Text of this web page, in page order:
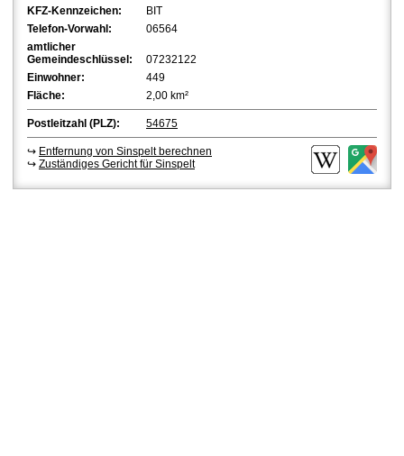
KFZ-Kennzeichen:
BIT
Telefon-Vorwahl:
06564
amtlicher
Gemeindeschlüssel:
07232122
Einwohner:
449
Fläche:
2,00 km²
Postleitzahl (PLZ): 54675
↪ Entfernung von Sinspelt berechnen
↪ Zuständiges Gericht für Sinspelt